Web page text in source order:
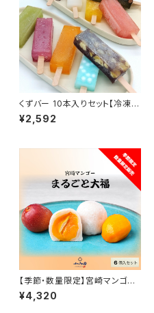
くずバー 10本入りセット【冷凍
便】溶けないアイス 葛バー 夏ス
イーツ 九州 宮崎 都城
¥2,592
【季節・数量限定】宮崎マンゴー
まるごと大福 6個入りセット【冷
凍便】完熟マンゴー ミニマンゴ
¥4,320